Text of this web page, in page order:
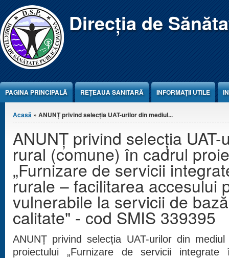
Jump to Content Direcția de
PAGINA PRINCIPALĂ REŢEAUA SANITARĂ INFORMAȚII UTILE
Eşti aici
Acasă » ANUNȚ privind selecția UAT-urilor din mediul...
ANUNȚ privind selecția
rural (comune) în cadrul
„Furnizare de servicii
rurale – facilitarea accesului
vulnerabile la servicii de
calitate" - cod SMIS 339395
ANUNȚ privind selecția UAT-urilor din
proiectului „Furnizare de servicii